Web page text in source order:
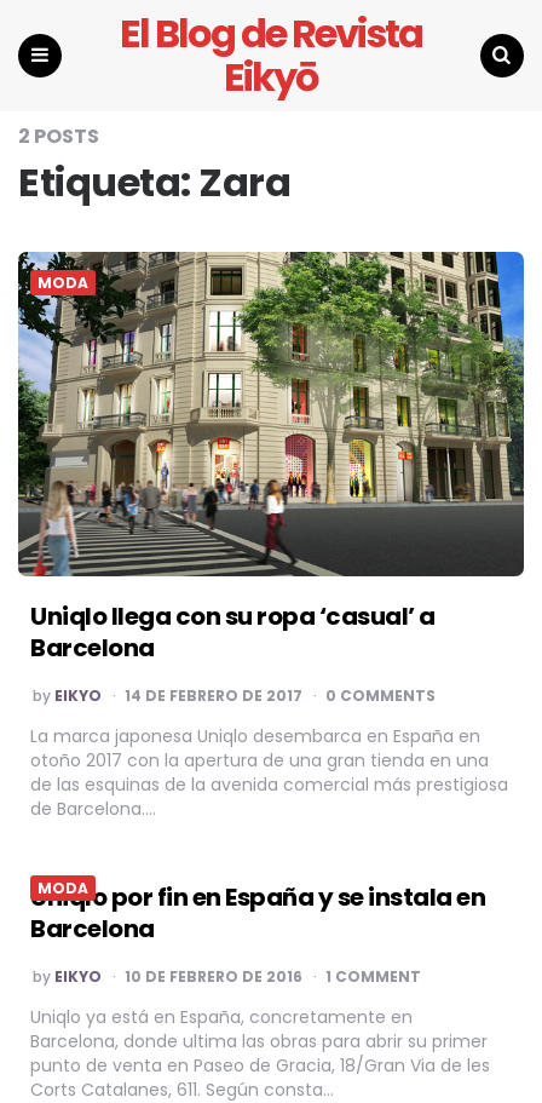
El Blog de Revista
Eikyō
2 POSTS
Etiqueta: Zara
MODA
Uniqlo llega con su ropa ‘casual’ a
Barcelona
POSTED
BY
by EIKYO 14 DE FEBRERO DE 2017 0 COMMENTS
La marca japonesa Uniqlo desembarca en España en
otoño 2017 con la apertura de una gran tienda en una
de las esquinas de la avenida comercial más prestigiosa
de Barcelona….
MODA
Uniqlo por fin en España y se instala en
Barcelona
POSTED
BY
by EIKYO 10 DE FEBRERO DE 2016 1 COMMENT
Uniqlo ya está en España, concretamente en
Barcelona, donde ultima las obras para abrir su primer
punto de venta en Paseo de Gracia, 18/Gran Via de les
Corts Catalanes, 611. Según consta…